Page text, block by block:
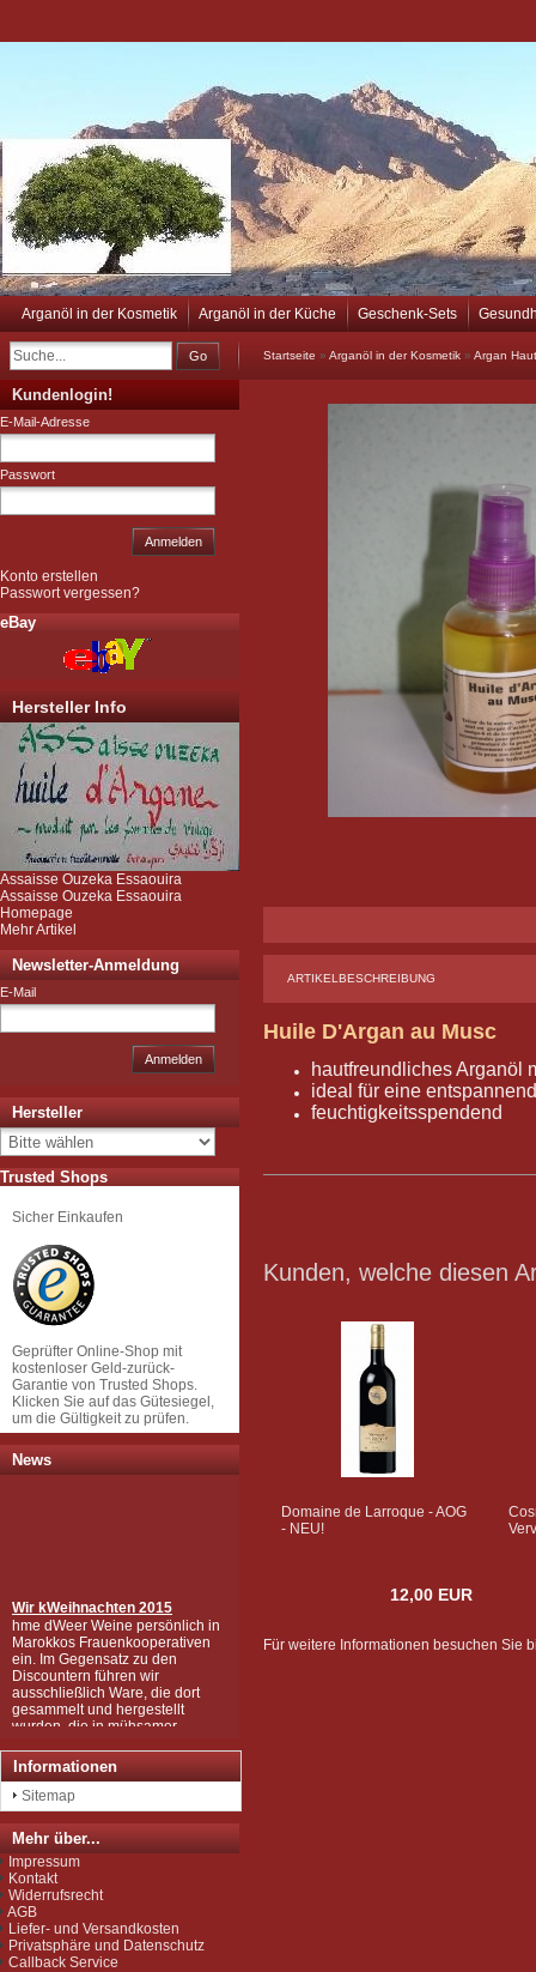
Arganöl in der Kosmetik Arganöl in der Küche Geschenk-Sets
Go Startseite » Arganöl in der Kosmetik » Argan
ARTIKELBESCHREIBUNG
Huile D'Argan au Musc
hautfreundliches Arganöl
ideal für eine
feuchtigkeitsspendend
Kunden, welche diesen
Domaine de Larroque - AOG
- NEU!
12,00 EUR
Für weitere Informationen besuchen Sie
Kundenlogin!
E-Mail-Adresse
Passwort
Anmelden
Konto erstellen
Passwort vergessen?
eBay
Hersteller Info
Assaisse Ouzeka Essaouira
Assaisse Ouzeka Essaouira
Homepage
Mehr Artikel
Newsletter-Anmeldung
E-Mail
Anmelden
Hersteller
Trusted Shops
Sicher Einkaufen
Geprüfter Online-Shop mit
kostenloser Geld-zurück-
Garantie von Trusted Shops.
Klicken Sie auf das Gütesiegel,
um die Gültigkeit zu prüfen.
News
hme dWeer Weine persönlich in
Marokkos Frauenkooperativen
ein. Im Gegensatz zu den
Discountern führen wir
ausschließlich Ware, die dort
gesammelt und hergestellt
wurden, die in mühsamer
Handarbeit zu den wertvollen
Produkten wurden, wie Sie sie
bei uns kaufen können.
Wir sind zudem von der EU als
Importeur zugelassen und
unterliegen der Kontrolle nach
der sog. Novel-Food-VO.
Seit Juli 2012 sind wir für das
Argan Speiseöl BIO-zertifiziert
gemäß EG-Öko-Verordnung
durch DE-ÖKO-037 (Marokko
Landwirtschaft)
Informationen
Sitemap
Mehr über...
Impressum
Kontakt
Widerrufsrecht
AGB
Liefer- und Versandkosten
Privatsphäre und Datenschutz
Callback Service